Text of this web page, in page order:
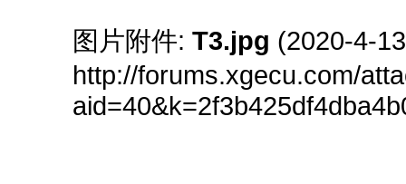
图片附件: T3.jpg (2020-4-
http://forums.xgecu.com/